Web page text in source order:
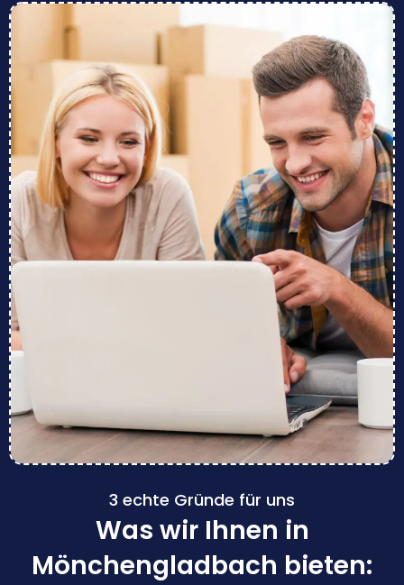
3 echte Gründe für uns
Was wir Ihnen in
Mönchengladbach bieten: